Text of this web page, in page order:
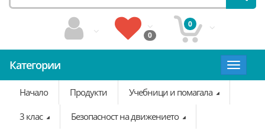
0
0
Категории
Toggle
Начало
Продукти Учебници и помагала
3 клас Безопасност на движението